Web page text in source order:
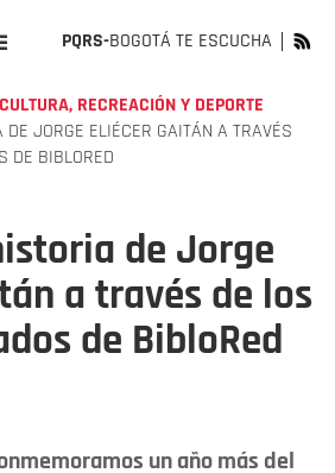
PQRS-BOGOTÁ TE ESCUCHA
CULTURA, RECREACIÓN Y DEPORTE
DE JORGE ELIÉCER GAITÁN A TRAVÉS
DE BIBLORED
de Jorge
a través de los
de BibloRed
un año más del